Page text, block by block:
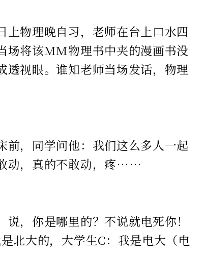
上物理晚自习，老师在台上口水四
场将该MM物理书中夹的漫画书没
透视眼。谁知老师当场发话，物理
前，同学问他：我们这么多人一起
动，真的不敢动，疼……
，你是哪里的？不说就电死你！
北大的，大学生C：我是电大（电